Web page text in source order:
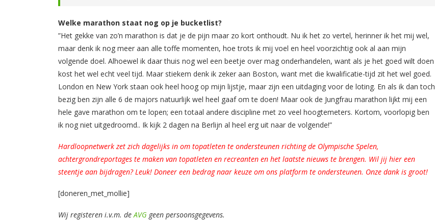
Welke marathon staat nog op je bucketlist?
”Het gekke van zo’n marathon is dat je de pijn maar zo kort onthoudt. Nu ik het zo vertel, herinner ik het mij wel,
maar denk ik nog meer aan alle toffe momenten, hoe trots ik mij voel en heel voorzichtig ook al aan mijn
volgende doel. Alhoewel ik daar thuis nog wel een beetje over mag onderhandelen, want als je het goed wilt doen
kost het wel echt veel tijd. Maar stiekem denk ik zeker aan Boston, want met die kwalificatie-tijd zit het wel goed.
London en New York staan ook heel hoog op mijn lijstje, maar zijn een uitdaging voor de loting. En als ik dan toch
bezig ben zijn alle 6 de majors natuurlijk wel heel gaaf om te doen! Maar ook de Jungfrau marathon lijkt mij een
hele gave marathon om te lopen; een totaal andere discipline met zo veel hoogtemeters. Kortom, voorlopig ben
ik nog niet uitgedroomd.. Ik kijk 2 dagen na Berlijn al heel erg uit naar de volgende!”
Hardloopnetwerk zet zich dagelijks in om topatleten te ondersteunen richting de Olympische Spelen,
achtergrondreportages te maken van topatleten en recreanten en het laatste nieuws te brengen. Wil jij hier een
steentje aan bijdragen? Leuk! Doneer een bedrag naar keuze om ons platform te ondersteunen. Onze dank is groot!
[doneren_met_mollie]
Wij registeren i.v.m. deAVG geen persoonsgegevens.